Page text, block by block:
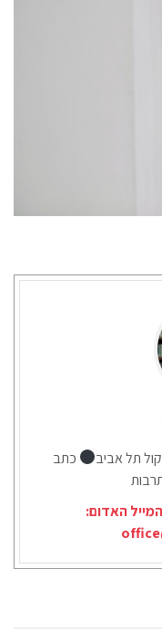
תל אביב
כתב
האדום: